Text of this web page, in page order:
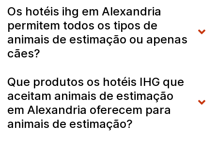
Os hotéis ihg em Alexandria
permitem todos os tipos de
animais de estimação ou apenas
cães?
Que produtos os hotéis IHG que
aceitam animais de estimação
em Alexandria oferecem para
animais de estimação?